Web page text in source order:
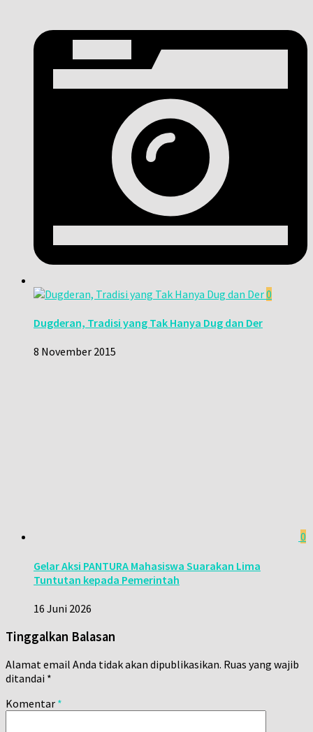
0
Dugderan, Tradisi yang Tak Hanya Dug dan Der
8 November 2015
0
Gelar Aksi PANTURA Mahasiswa Suarakan Lima
Tuntutan kepada Pemerintah
16 Juni 2026
Tinggalkan Balasan
Alamat email Anda tidak akan dipublikasikan. Ruas yang wajib
ditandai *
Komentar *